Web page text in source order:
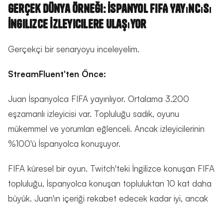
Gerçek Dünya Örneği: İspanyol FIFA Yayıncısı
İngilizce İzleyicilere Ulaşıyor
Gerçekçi bir senaryoyu inceleyelim.
StreamFluent'ten Önce:
Juan İspanyolca FIFA yayınlıyor. Ortalama 3.200
eşzamanlı izleyicisi var. Topluluğu sadık, oyunu
mükemmel ve yorumları eğlenceli. Ancak izleyicilerinin
%100'ü İspanyolca konuşuyor.
FIFA küresel bir oyun. Twitch'teki İngilizce konuşan FIFA
topluluğu, İspanyolca konuşan topluluktan 10 kat daha
büyük. Juan'ın içeriği rekabet edecek kadar iyi, ancak